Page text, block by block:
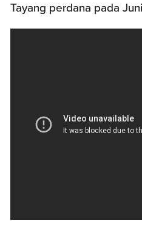
Tayang perdana pada